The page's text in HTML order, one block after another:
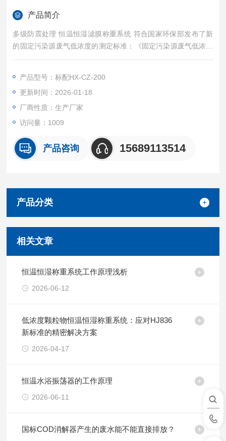
产品简介
多级防震处理 恒温恒湿滤膜称重系统 符合国家环保部发布了新
的固定污染源废气低浓度的测定标准：《固定污染源废气低浓度
颗粒物的测定重量法》（HJ836-2017）
产品型号：标配HX-CZ-200
更新时间：2026-01-18
厂商性质：生产厂家
访问量：1009
产品咨询 15689113514
产品分类
相关文章
恒温恒湿称重系统工作原理浅析
2026-06-12
低浓度颗粒物恒温恒湿称重系统：应对HJ836
新标准的精密解决方案
2026-04-17
恒温水浴振荡器的工作原理
2026-06-11
国标COD消解器产生的废水能不能直接排放？